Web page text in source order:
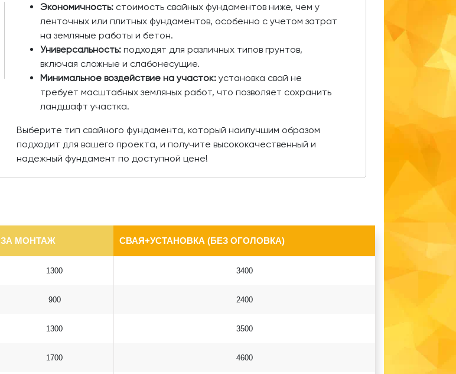
Экономичность: стоимость свайных фундаментов ниже, чем у
ленточных или плитных фундаментов, особенно с учетом затрат
на земляные работы и бетон.
Универсальность: подходят для различных типов грунтов,
включая сложные и слабонесущие.
Минимальное воздействие на участок: установка свай не
требует масштабных земляных работ, что позволяет сохранить
ландшафт участка.
Выберите тип свайного фундамента, который наилучшим образом
подходит для вашего проекта, и получите высококачественный и
надежный фундамент по доступной цене!
ЗА МОНТАЖ СВАЯ+УСТАНОВКА (БЕЗ ОГОЛОВКА)
1300 3400
900 2400
1300 3500
1700 4600